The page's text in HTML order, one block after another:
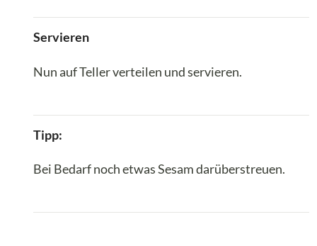
Servieren
Nun auf Teller verteilen und servieren.
Tipp:
Bei Bedarf noch etwas Sesam darüberstreuen.